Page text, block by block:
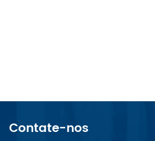
Contate-nos